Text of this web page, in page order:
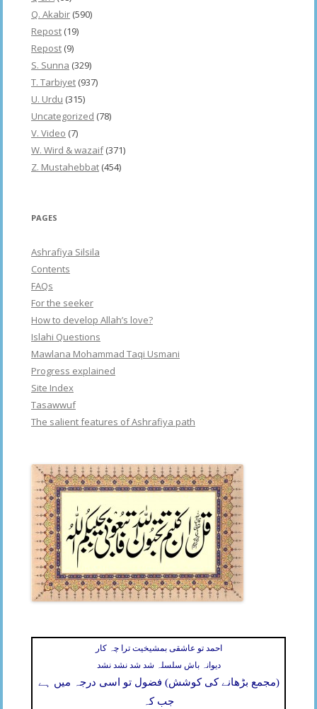
Q. Akabir (590)
Repost (19)
Repost (9)
S. Sunna (329)
T. Tarbiyet (937)
U. Urdu (315)
Uncategorized (78)
V. Video (7)
W. Wird & wazaif(371)
Z. Mustahebbat (454)
PAGES
Ashrafiya Silsila
Contents
FAQs
For the seeker
How to develop Allah’s love?
Islahi Questions
Mawlana Mohammad Taqi Usmani
Progress explained
Site Index
Tasawwuf
The salient features of Ashrafiya path
احمد تو عاشقی بمشیخیت ترا چہ کار
دیوانہ باش سلسلہ شد شد نشد نشد
(مجمع بڑھانے کی کوشش) فضول تو اسی درجہ میں ہے
جب کہ